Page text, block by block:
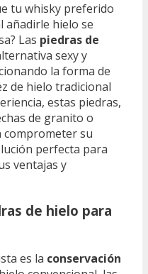
tu whisky preferido
añadirle hielo se
Las piedras de
sexy y
la forma de
de hielo tradicional
estas piedras,
de granito o
comprometer su
perfecta para
ventajas y
de hielo para
es la conservación